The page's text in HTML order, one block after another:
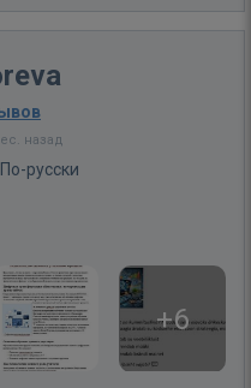
назад
русски
+6